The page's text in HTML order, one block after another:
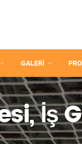
GALERİ
İş